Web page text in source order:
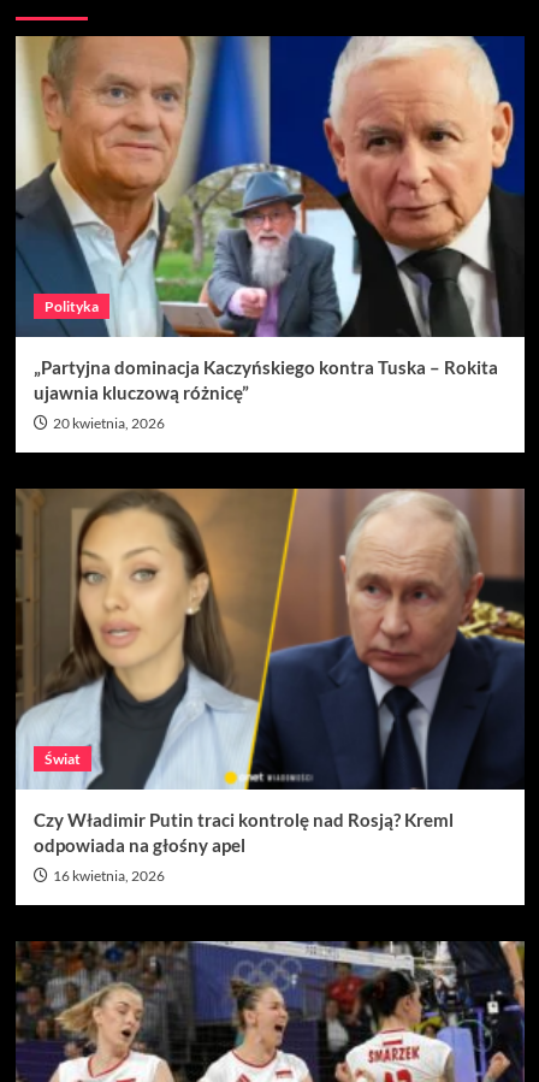
Polityka
„Partyjna dominacja Kaczyńskiego kontra Tuska – Rokita
ujawnia kluczową różnicę”
20 kwietnia, 2026
Świat
Czy Władimir Putin traci kontrolę nad Rosją? Kreml
odpowiada na głośny apel
16 kwietnia, 2026